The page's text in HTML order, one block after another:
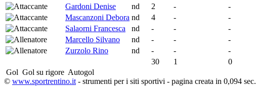
Gardoni Denise
nd 2 -
-
Mascanzoni Debora nd 4 -
-
Salaorni Francesca
nd - -
-
Marcello Silvano
nd - -
-
Zurzolo Rino
nd - -
-
30
1
0
Gol Gol su rigore Autogol
© www.sportrentino.it - strumenti per i siti sportivi - pagina creata in 0,094 sec.